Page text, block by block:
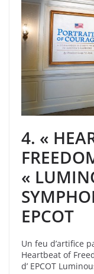
4. «
«
EPCOT
Un feu d’artifice
Heartbeat of
d’ EPCOT